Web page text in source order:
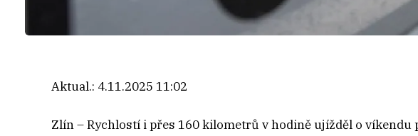
Aktual.: 4.11.2025 11:02
Zlín – Rychlostí i přes 160 kilometrů v hodině ujížděl o